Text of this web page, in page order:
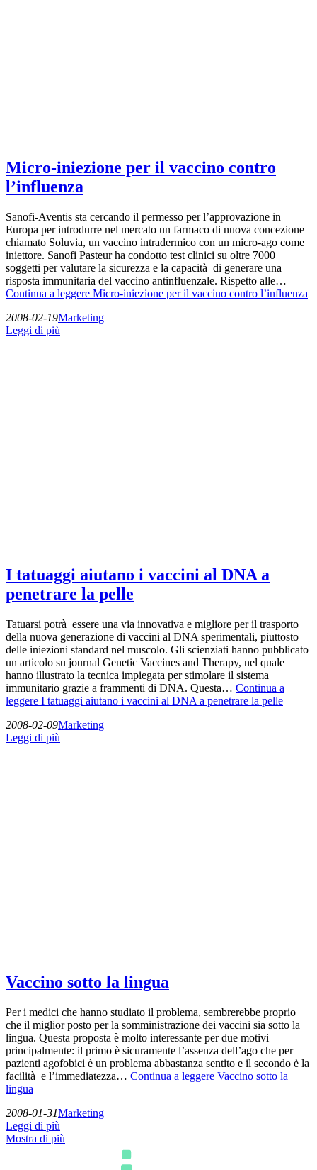
Micro-iniezione per il vaccino contro
l’influenza
Sanofi-Aventis sta cercando il permesso per l’approvazione in
Europa per introdurre nel mercato un farmaco di nuova concezione
chiamato Soluvia, un vaccino intradermico con un micro-ago come
iniettore. Sanofi Pasteur ha condotto test clinici su oltre 7000
soggetti per valutare la sicurezza e la capacità di generare una
risposta immunitaria del vaccino antinfluenzale. Rispetto alle…
Continua a leggere Micro-iniezione per il vaccino contro l’influenza
2008-02-19Marketing
Leggi di più
I tatuaggi aiutano i vaccini al DNA a
penetrare la pelle
Tatuarsi potrà essere una via innovativa e migliore per il trasporto
della nuova generazione di vaccini al DNA sperimentali, piuttosto
delle iniezioni standard nel muscolo. Gli scienziati hanno pubblicato
un articolo su journal Genetic Vaccines and Therapy, nel quale
hanno illustrato la tecnica impiegata per stimolare il sistema
immunitario grazie a frammenti di DNA. Questa… Continua a
leggere I tatuaggi aiutano i vaccini al DNA a penetrare la pelle
2008-02-09Marketing
Leggi di più
Vaccino sotto la lingua
Per i medici che hanno studiato il problema, sembrerebbe proprio
che il miglior posto per la somministrazione dei vaccini sia sotto la
lingua. Questa proposta è molto interessante per due motivi
principalmente: il primo è sicuramente l’assenza dell’ago che per
pazienti agofobici è un problema abbastanza sentito e il secondo è la
facilità e l’immediatezza… Continua a leggere Vaccino sotto la
lingua
2008-01-31Marketing
Leggi di più
Mostra di più